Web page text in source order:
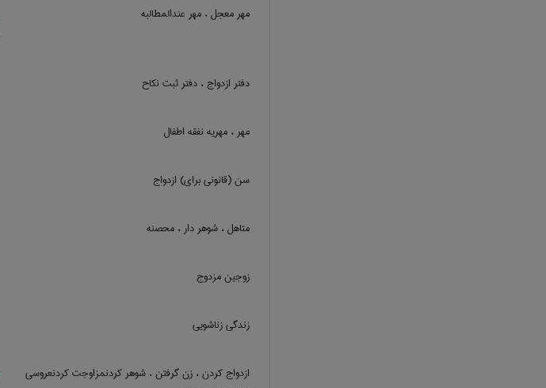
مهر معجل ، مهر عندالمطالبه
دفتر ازدواج ، دفتر ثبت نکاح
مهر ، مهریه نفقه اطفال
سن (قانونی برای) ازدواج
متاهل ، شوهر دار ، محصنه
زوجین مزدوج
زندگی زناشویی
ازدواج کردن ، زن گرفتن ، شوهر کردنمزاوجت کردنعروسی